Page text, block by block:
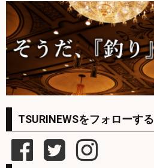
TSURINEWSをフォローする